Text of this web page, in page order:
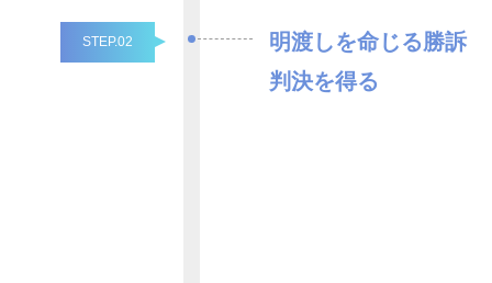
STEP.02
明渡しを命じる勝訴
判決を得る